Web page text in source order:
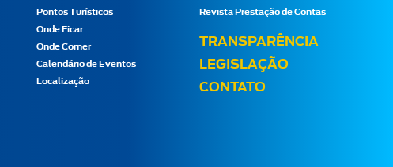
Pontos Turísticos
Onde Ficar
Onde Comer
Calendário de Eventos
Localização
Revista Prestação de Contas
TRANSPARÊNCIA
LEGISLAÇÃO
CONTATO